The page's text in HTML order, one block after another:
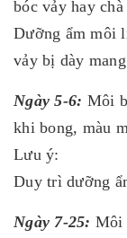
bóc vảy hay
Dưỡng ẩm môi
vảy bị dày
Ngày 5-6: Môi
khi bong, màu
Lưu ý:
Duy trì dưỡng
Ngày 7-25: Môi